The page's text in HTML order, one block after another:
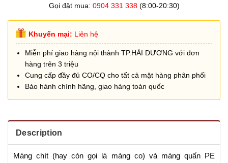
Gọi đặt mua: 0904 331 338(8:00-20:30)
Khuyến mại: Liên hệ
Miễn phí giao hàng nội thành TP.HẢI DƯƠNG với đơn
hàng trên 3 triệu
Cung cấp đầy đủ CO/CQ cho tất cả mặt hàng phân phối
Bảo hành chính hãng, giao hàng toàn quốc
Description
Màng chít (hay còn gọi là màng co) và màng quấn PE